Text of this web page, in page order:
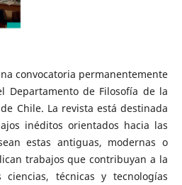
convocatoria permanentemente
Departamento de Filosofía de la
Chile. La revista está destinada
inéditos orientados hacia las
estas antiguas, modernas o
trabajos que contribuyan a la
técnicas y tecnologías